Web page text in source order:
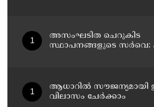
അസംഘടിത ചെറുകിട
സ്ഥാപനങ്ങളുടെ സർവെ:
ആധാറിൽ സൗജന്യമായി
വിലാസം ചേർക്കാം